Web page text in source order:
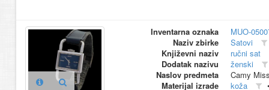
Inventarna oznaka
MUO-
Naziv zbirke
Satovi
Književni naziv
ručni sat
Dodatak nazivu
ženski
Naslov predmeta
Camy
Materijal izrade
koža